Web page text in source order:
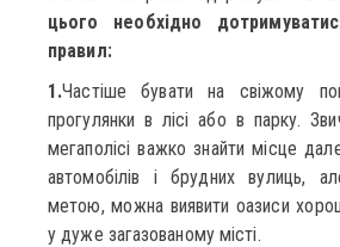
цього необхідно
правил:
1.Частіше бувати на свіжому
прогулянки в лісі або в парку.
мегаполісі важко знайти місце
автомобілів і брудних вулиць,
метою, можна виявити оазиси
у дуже загазованому місті.